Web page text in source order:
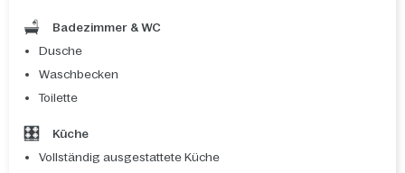
Badezimmer & WC
Dusche
Waschbecken
Toilette
Küche
Vollständig ausgestattete Küche